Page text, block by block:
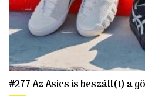
#277 Az Asics is beszáll(t) a